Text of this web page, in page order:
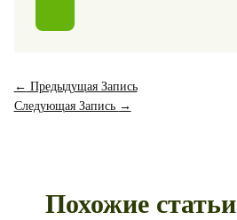
← Предыдущая Запись
Следующая Запись →
Похожие статьи